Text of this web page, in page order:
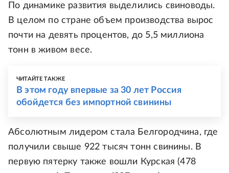
По динамике развития выделились свиноводы.
В целом по стране объем производства вырос
почти на девять процентов, до 5,5 миллиона
тонн в живом весе.
ЧИТАЙТЕ ТАКЖЕ
В этом году впервые за 30 лет Россия
обойдется без импортной свинины
Абсолютным лидером стала Белгородчина, где
получили свыше 922 тысяч тонн свинины. В
первую пятерку также вошли Курская (478